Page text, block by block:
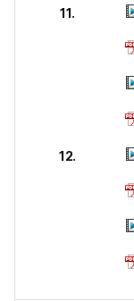
11.
12.